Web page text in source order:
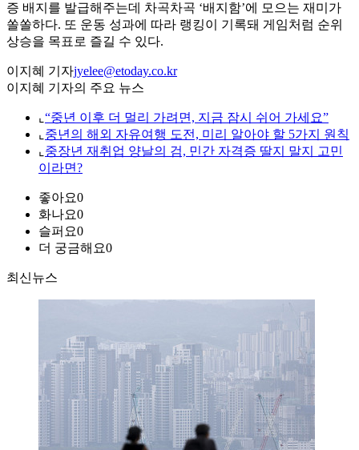
증 배지를 발급해주는데 차곡차곡 ‘배지함’에 모으는 재미가
쏠쏠하다. 또 운동 성과에 따라 랭킹이 기록돼 게임처럼 순위
상승을 목표로 즐길 수 있다.
이지혜 기자jyelee@etoday.co.kr
이지혜 기자의 주요 뉴스
⌞ “중년 이후 더 멀리 가려면, 지금 잠시 쉬어 가세요”
⌞ 중년의 해외 자유여행 도전, 미리 알아야 할 5가지 원칙
⌞ 중장년 재취업 양날의 검, 민간 자격증 딸지 말지 고민
이라면?
좋아요0
화나요0
슬퍼요0
더 궁금해요0
최신뉴스